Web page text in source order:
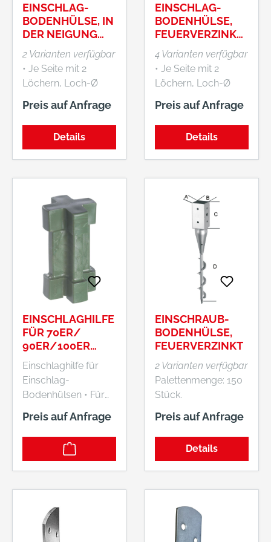
EINSCHLAG-
BODENHÜLSE, IN
DER NEIGUNG
VERSTELLBAR,
FEUERVERZINKT
2 Varianten verfügbar
• Je Seite mit 2
Löchern, Loch-Ø
10,5 mm •
Materialstärke: 2,0–
2,3 mm
Preis auf Anfrage
Details
EINSCHLAG-
BODENHÜLSE,
FEUERVERZINKT,
MATERIALSTÄRK
E 1,8 MM
4 Varianten verfügbar
• Je Seite mit 2
Löchern, Loch-Ø
10,5 mm
Preis auf Anfrage
Details
EINSCHLAGHILFE
FÜR 70ER/
90ER/100ER
BODENHÜLSE E-
NORMPRO
Einschlaghilfe für
Einschlag-
Bodenhülsen • Für
70er-, 90er- und
100er-Bodenhülsen
Hersteller:
Einkaufsbüro
Wuppertal, DE,
+4920260960,
Preis auf Anfrage
EINSCHRAUB-
BODENHÜLSE,
FEUERVERZINKT
2 Varianten verfügbar
Palettenmenge: 150
Stück.
Preis auf Anfrage
Details